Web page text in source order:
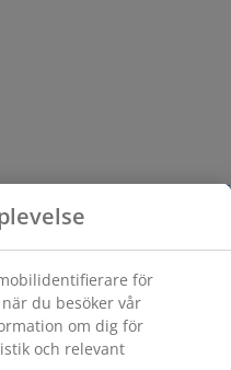
för
du besöker vår
om dig för
och relevant